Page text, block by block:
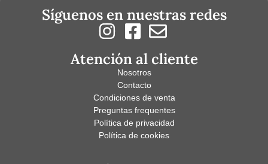
Síguenos en nuestras redes
Atención al cliente
Nosotros
Contacto
Condiciones de venta
Preguntas frequentes
Política de privacidad
Política de cookies